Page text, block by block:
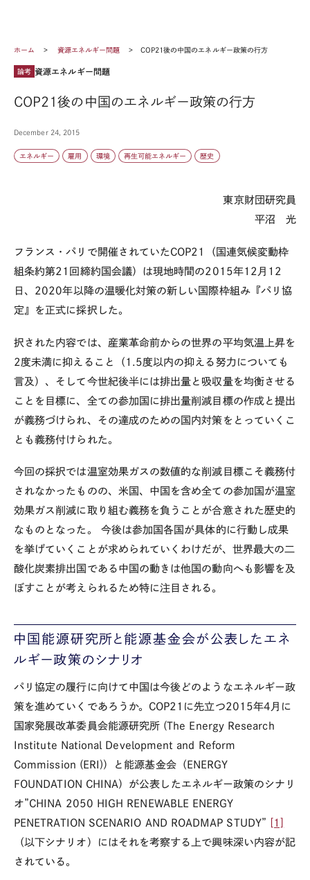
ホーム 資源エネルギー問題 COP21後の中国のエネルギー政策の行方
論考 資源エネルギー問題
COP21後の中国のエネルギー政策の行方
December 24, 2015
エネルギー 雇用 環境 再生可能エネルギー 歴史
東京財団研究員
平沼 光
フランス・パリで開催されていたCOP21（国連気候変動枠
組条約第21回締約国会議）は現地時間の2015年12月12
日、2020年以降の温暖化対策の新しい国際枠組み『パリ協
定』を正式に採択した。
択された内容では、産業革命前からの世界の平均気温上昇を
2度未満に抑えること（1.5度以内の抑える努力についても
言及）、そして今世紀後半には排出量と吸収量を均衡させる
ことを目標に、全ての参加国に排出量削減目標の作成と提出
が義務づけられ、その達成のための国内対策をとっていくこ
とも義務付けられた。
今回の採択では温室効果ガスの数値的な削減目標こそ義務付
されなかったものの、米国、中国を含め全ての参加国が温室
効果ガス削減に取り組む義務を負うことが合意された歴史的
なものとなった。 今後は参加国各国が具体的に行動し成果
を挙げていくことが求められていくわけだが、世界最大の二
酸化炭素排出国である中国の動きは他国の動向へも影響を及
ぼすことが考えられるため特に注目される。
中国能源研究所と能源基金会が公表したエネ
ルギー政策のシナリオ
パリ協定の履行に向けて中国は今後どのようなエネルギー政
策を進めていくであろうか。COP21に先立つ2015年4月に
国家発展改革委員会能源研究所 (The Energy Research
Institute National Development and Reform
Commission (ERI)）と能源基金会（ENERGY
FOUNDATION CHINA）が公表したエネルギー政策のシナリ
オ”CHINA 2050 HIGH RENEWABLE ENERGY
PENETRATION SCENARIO AND ROADMAP STUDY”
[1]
（以下シナリオ）にはそれを考察する上で興味深い内容が記
されている。